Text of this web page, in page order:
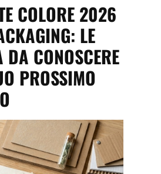
COLORE 2026
LE
DA CONOSCERE
PROSSIMO